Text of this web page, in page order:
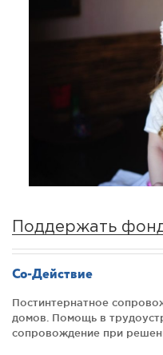
Поддержать
Со-Действие
Постинтернатное
домов. Помощь в
сопровождение при